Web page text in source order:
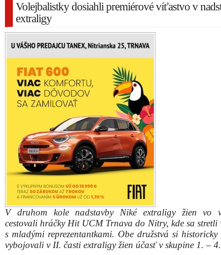
Volejbalistky dosiahli premiérové víťastvo v
extraligy
V druhom kole nadstavby Niké extraligy žien vo
cestovali hráčky Hit UCM Trnava do Nitry, kde sa stretli
s mladými reprezentantkami. Obe družstvá si historicky
vybojovali v II. časti extraligy žien účasť v skupine 1. – 4.